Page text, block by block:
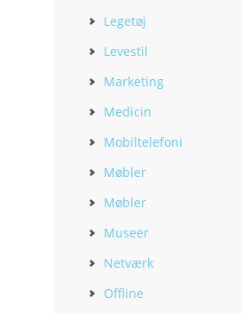
Legetøj
Levestil
Marketing
Medicin
Mobiltelefoni
Møbler
Møbler
Museer
Netværk
Offline